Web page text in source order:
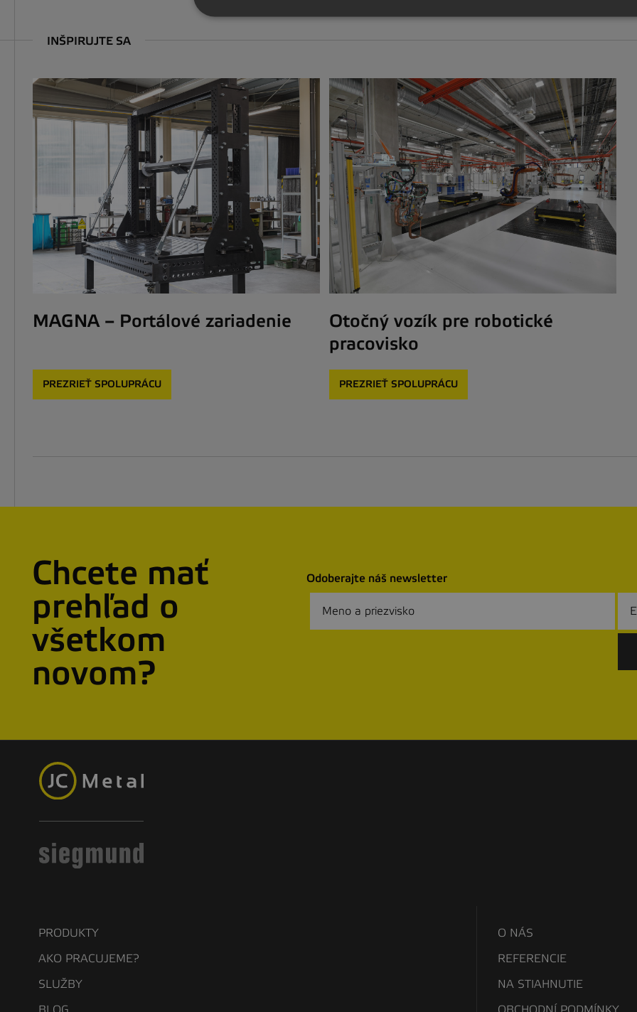
INŠPIRUJTE SA
MAGNA – Portálové zariadenie
PREZRIEŤ SPOLUPRÁCU
Otočný vozík pre robotické
pracovisko
PREZRIEŤ SPOLUPRÁCU
Chcete mať
prehľad o
všetkom
novom?
Odoberajte náš newsletter
PRODUKTY
AKO PRACUJEME?
SLUŽBY
O NÁS
REFERENCIE
NA STIAHNUTIE